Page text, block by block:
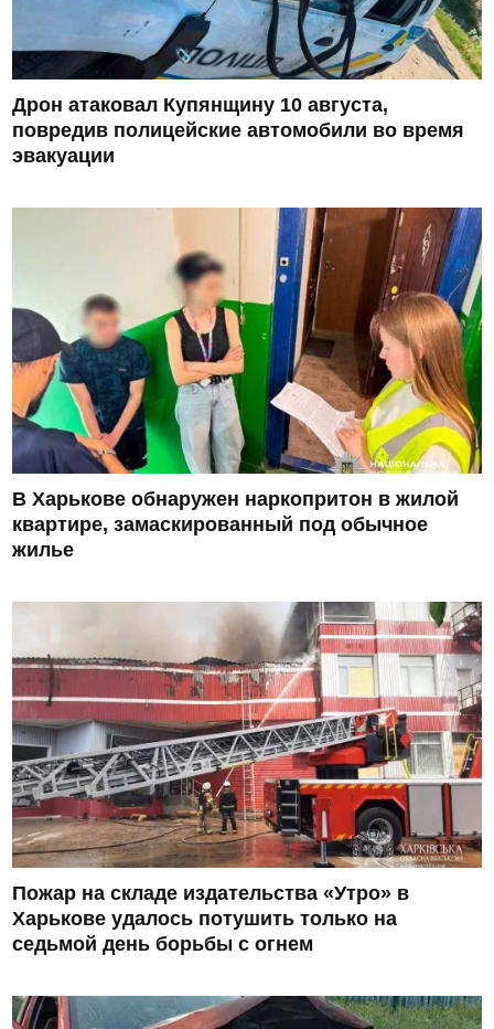
Дрон атаковал Купянщину 10 августа,
повредив полицейские автомобили во время
эвакуации
В Харькове обнаружен наркопритон в жилой
квартире, замаскированный под обычное
жилье
Пожар на складе издательства «Утро» в
Харькове удалось потушить только на
седьмой день борьбы с огнем